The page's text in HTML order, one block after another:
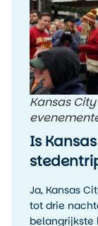
Kansas
Is
Ja, Kansas
tot drie
belangrijkste